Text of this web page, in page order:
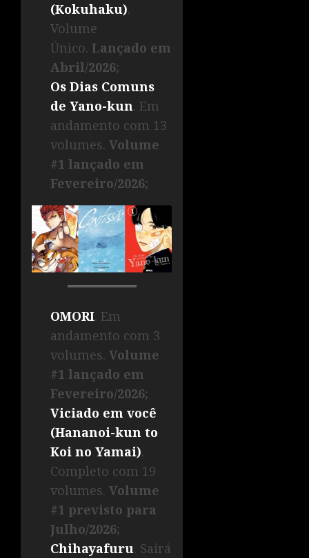
(Kokuhaku).
Volume
Único. Lançado em
Abril/2026;
Os Dias Comuns
de Yano-kun. Em
andamento com 13
volumes. Volume
#1 lançado em
Fevereiro/2026;
OMORI. Em
andamento com 3
volumes. Volume
#1 lançado em
Fevereiro/2026;
Viciado em você
(Hananoi-kun to
Koi no Yamai).
Completo com 19
volumes. Volume
#1 previsto para
Julho/2026;
Chihayafuru. Sairá